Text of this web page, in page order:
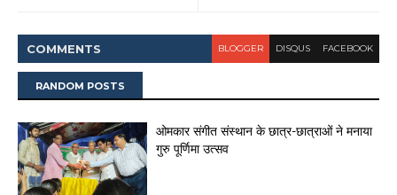
COMMENTS BLOGGER DISQUS FACEBOOK
RANDOM POSTS
ओमकार संगीत संस्थान के छात्र-छात्राओं ने मनाया
गुरु पूर्णिमा उत्सव